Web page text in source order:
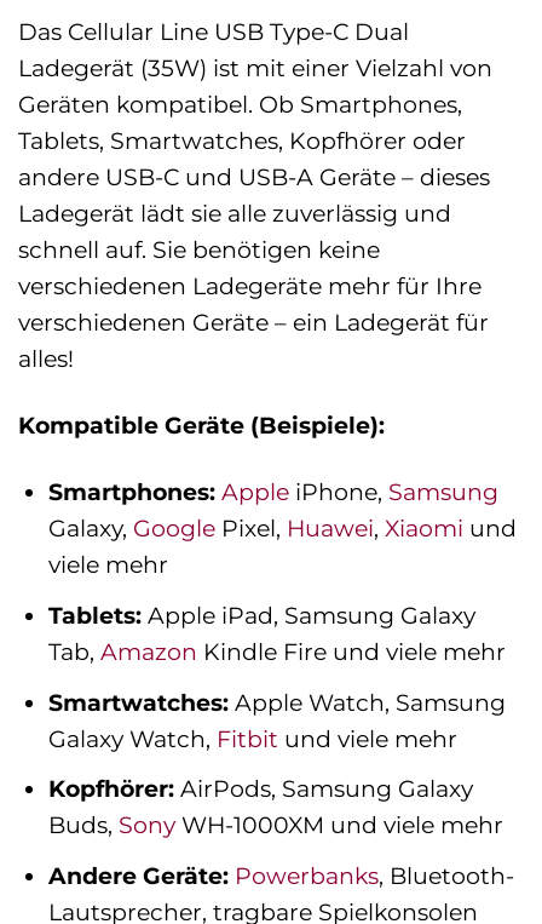
Das Cellular Line USB Type-C Dual
Ladegerät (35W) ist mit einer Vielzahl von
Geräten kompatibel. Ob Smartphones,
Tablets, Smartwatches, Kopfhörer oder
andere USB-C und USB-A Geräte – dieses
Ladegerät lädt sie alle zuverlässig und
schnell auf. Sie benötigen keine
verschiedenen Ladegeräte mehr für Ihre
verschiedenen Geräte – ein Ladegerät für
alles!
Kompatible Geräte (Beispiele):
Smartphones: Apple iPhone, Samsung
Galaxy, Google Pixel, Huawei,Xiaomi und
viele mehr
Tablets: Apple iPad, Samsung Galaxy
Tab,Amazon Kindle Fire und viele mehr
Smartwatches: Apple Watch, Samsung
Galaxy Watch, Fitbit und viele mehr
Kopfhörer: AirPods, Samsung Galaxy
Buds, Sony WH-1000XM und viele mehr
Andere Geräte: Powerbanks, Bluetooth-
Lautsprecher, tragbare Spielkonsolen